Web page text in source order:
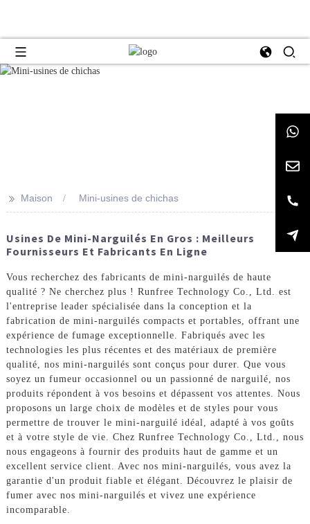
>> Maison Mini-usines de chichas
Usines De Mini-Narguilés En Gros : Meilleurs
Fournisseurs Et Fabricants En Ligne
Vous recherchez des fabricants de mini-narguilés de haute
qualité ? Ne cherchez plus ! Runfree Technology Co., Ltd. est
l'entreprise leader spécialisée dans la conception et la
fabrication de mini-narguilés compacts et portables, offrant une
expérience de fumage exceptionnelle. Fabriqués avec les
technologies les plus récentes et des matériaux de première
qualité, nos mini-narguilés sont conçus pour durer. Que vous
soyez un fumeur occasionnel ou un passionné de narguilé, nos
produits répondent à vos besoins et dépassent vos attentes. Nous
proposons un large choix de modèles et de styles pour vous
permettre de trouver le mini-narguilé idéal, adapté à vos goûts
et à votre style de vie. Chez Runfree Technology Co., Ltd., nous
nous engageons à fournir des produits haut de gamme et un
excellent service client. Avec nos mini-narguilés, vous avez la
garantie d'un produit fiable et élégant. Découvrez le plaisir de
fumer avec nos mini-narguilés et vivez une expérience
incomparable.